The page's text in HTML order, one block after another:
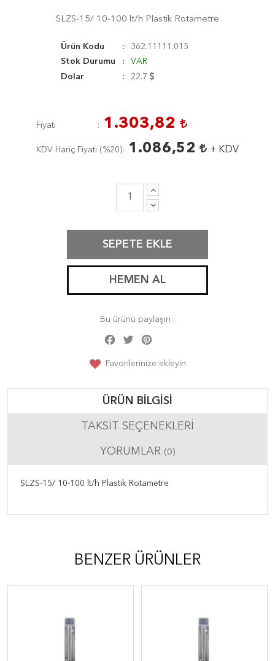
SLZS-15/ 10-100 lt/h Plastik Rotametre
Ürün Kodu
362.11111.015
Stok Durumu
VAR
Dolar
22.7
Fiyatı 1.303,82
KDV Hariç Fiyatı ( %20 ) 1.086,52 + KDV
SEPETE EKLE
HEMEN AL
Bu ürünü paylaşın :
Facebook
Twitter
Favorilerinize ekleyin
ÜRÜN BILGISI
TAKSIT SEÇENEKLERI
YORUMLAR (0)
SLZS-15/ 10-100 lt/h Plastik Rotametre
BENZER ÜRÜNLER